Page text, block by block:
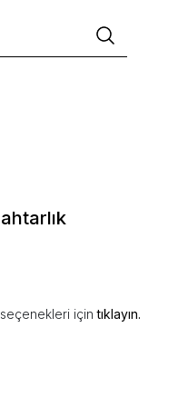
içintıklayın.